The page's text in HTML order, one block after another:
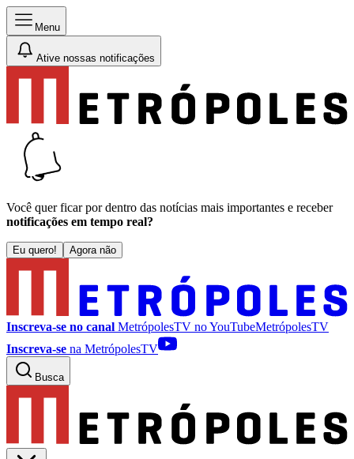
Menu
Ative nossas notificações
Você quer ficar por dentro das notícias mais importantes e receber
notificações em tempo real?
Eu quero! Agora não
Inscreva-se no canal MetrópolesTV noYouTubeMetrópolesTV
Inscreva-se na MetrópolesTV
Busca